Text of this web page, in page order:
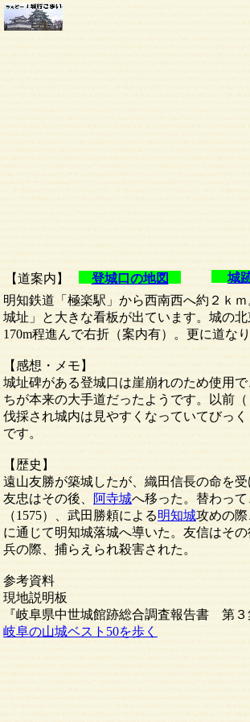
明知鉄道「極楽駅」から西南西へ約２ｋ
城址」と大きな看板が出ています。城の
170m程進んで右折（案内有）。更に道な
【感想・メモ】
城址碑がある登城口は崖崩れのため使用
ちが本来の大手道だったようです。以前
伐採され城内は見やすくなっていてびっ
です。
【歴史】
遠山友勝が築城したが、織田信長の命を受
友忠はその後、
阿寺城へ移った。替わっ
（1575）、武田勝頼による明知城攻めの
に通じて明知城落城へ導いた。友信はそ
兵の際、捕らえられ殺害された。
参考資料
現地説明板
『岐阜県中世城館跡総合調査報告書 第３
岐阜の山城ベスト50を歩く
城
登城口の地図
【道案内】